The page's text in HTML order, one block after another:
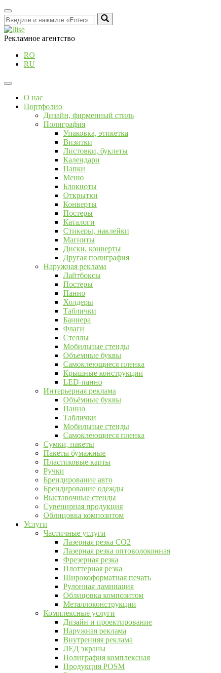
Рекламное агентство
RO
RU
О нас
Портфолио
Дизайн, фирменный стиль
Полиграфия
Упаковка, этикетка
Визитки
Листовки, буклеты
Календари
Папки
Меню
Блокноты
Открытки
Конверты
Постеры
Каталоги
Стикеры, наклейки
Магниты
Диски, конверты
Другая полиграфия
Наружная реклама
Лайтбоксы
Постеры
Панно
Холдеры
Таблички
Баннера
Флаги
Стеллы
Мобильные стенды
Объемные буквы
Самоклеющиеся пленка
Крышные конструкции
LED-панно
Интерьерная реклама
Объёмные буквы
Панно
Таблички
Мобильные стенды
Самоклеющиеся пленка
Сумки, пакеты
Пакеты бумажные
Пластиковые карты
Ручки
Брендирование авто
Брендирование одежды
Выставочные стенды
Сувенирная продукция
Облицовка композитом
Услуги
Частичные услуги
Лазерная резка CO2
Лазерная резка оптоволоконная
Фрезерная резка
Плоттерная резка
Широкоформатная печать
Рулонная ламинация
Облицовка композитом
Металлоконструкции
Комплексные услуги
Дизайн и проектирование
Наружная реклама
Внутренняя реклама
ЛЕД экраны
Полиграфия комплексная
Продукция POSM